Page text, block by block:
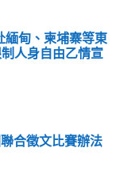
緬甸、柬埔寨等東
人身自由乙情宣
合徵文比賽辦法